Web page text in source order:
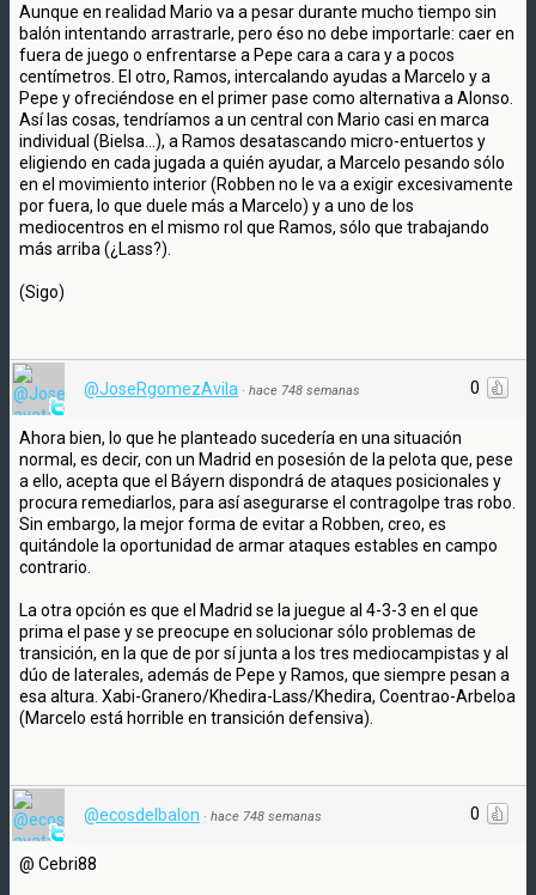
Aunque en realidad Mario va a pesar durante mucho tiempo sin
balón intentando arrastrarle, pero éso no debe importarle: caer en
fuera de juego o enfrentarse a Pepe cara a cara y a pocos
centímetros. El otro, Ramos, intercalando ayudas a Marcelo y a
Pepe y ofreciéndose en el primer pase como alternativa a Alonso.
Así las cosas, tendríamos a un central con Mario casi en marca
individual (Bielsa...), a Ramos desatascando micro-entuertos y
eligiendo en cada jugada a quién ayudar, a Marcelo pesando sólo
en el movimiento interior (Robben no le va a exigir excesivamente
por fuera, lo que duele más a Marcelo) y a uno de los
mediocentros en el mismo rol que Ramos, sólo que trabajando
más arriba (¿Lass?).
(Sigo)
0
@JoseRgomezAvila · hace 748 semanas
Ahora bien, lo que he planteado sucedería en una situación
normal, es decir, con un Madrid en posesión de la pelota que, pese
a ello, acepta que el Báyern dispondrá de ataques posicionales y
procura remediarlos, para así asegurarse el contragolpe tras robo.
Sin embargo, la mejor forma de evitar a Robben, creo, es
quitándole la oportunidad de armar ataques estables en campo
contrario.
La otra opción es que el Madrid se la juegue al 4-3-3 en el que
prima el pase y se preocupe en solucionar sólo problemas de
transición, en la que de por sí junta a los tres mediocampistas y al
dúo de laterales, además de Pepe y Ramos, que siempre pesan a
esa altura. Xabi-Granero/Khedira-Lass/Khedira, Coentrao-Arbeloa
(Marcelo está horrible en transición defensiva).
0
@ecosdelbalon · hace 748 semanas
@ Cebri88